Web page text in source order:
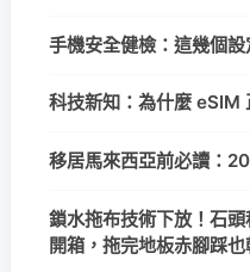
手機安全健檢：這幾個
科技新知：為什麼 eSIM
移居馬來西亞前必讀：
鎖水拖布技術下放！石
開箱，拖完地板赤腳踩也